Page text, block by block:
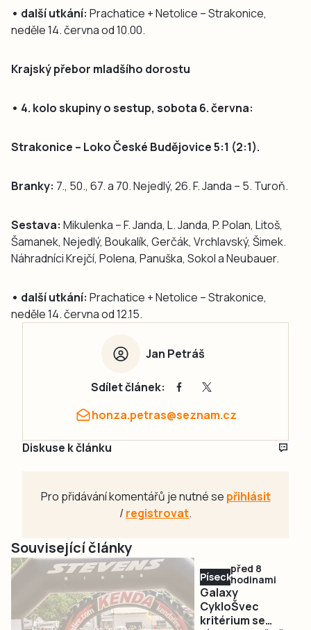
• další utkání: Prachatice + Netolice – Strakonice,
neděle 14. června od 10.00.
Krajský přebor mladšího dorostu
• 4. kolo skupiny o sestup, sobota 6. června:
Strakonice – Loko České Budějovice 5:1 (2:1).
Branky: 7., 50., 67. a 70. Nejedlý, 26. F. Janda – 5. Turoň.
Sestava: Mikulenka – F. Janda, L. Janda, P. Polan, Litoš,
Šamanek, Nejedlý, Boukalík, Gerčák, Vrchlavský, Šimek.
Náhradníci Krejčí, Polena, Panuška, Sokol a Neubauer.
• další utkání: Prachatice + Netolice – Strakonice,
neděle 14. června od 12.15.
Jan Petráš
Sdílet článek:
honza.petras@seznam.cz
Diskuse k článku
Pro přidávání komentářů je nutné se přihlásit
/registrovat.
Související články
Písecko
před 8
hodinami
Galaxy
CykloŠvec
kritérium se